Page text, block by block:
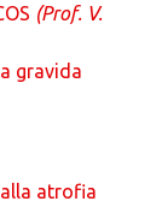
(Prof. V.
gravida
atrofia